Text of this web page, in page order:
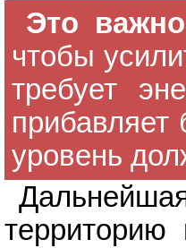
Это
чтобы
требует
прибавляет
уровень
территорию